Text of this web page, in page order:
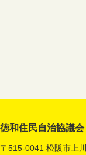
徳和住民自治協議会
〒515-0041 松阪市上